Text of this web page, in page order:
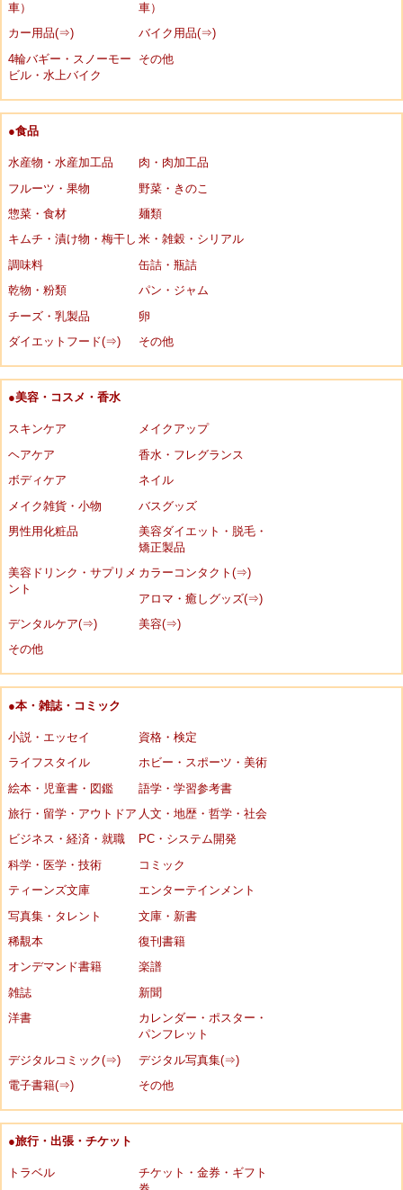
車）
車）
カー用品(⇒)
バイク用品(⇒)
4輪バギー・スノーモー
ビル・水上バイク
その他
●食品
水産物・水産加工品
肉・肉加工品
フルーツ・果物
野菜・きのこ
惣菜・食材
麺類
キムチ・漬け物・梅干し 米・雑穀・シリアル
調味料
缶詰・瓶詰
乾物・粉類
パン・ジャム
チーズ・乳製品
卵
ダイエットフード(⇒)
その他
●美容・コスメ・香水
スキンケア
メイクアップ
ヘアケア
香水・フレグランス
ボディケア
ネイル
メイク雑貨・小物
バスグッズ
男性用化粧品
美容ダイエット・脱毛・
矯正製品
美容ドリンク・サプリメ
ント
カラーコンタクト(⇒)
アロマ・癒しグッズ(⇒)
デンタルケア(⇒)
美容(⇒)
その他
●本・雑誌・コミック
小説・エッセイ
資格・検定
ライフスタイル
ホビー・スポーツ・美術
絵本・児童書・図鑑
語学・学習参考書
旅行・留学・アウトドア 人文・地歴・哲学・社会
ビジネス・経済・就職
PC・システム開発
科学・医学・技術
コミック
ティーンズ文庫
エンターテインメント
写真集・タレント
文庫・新書
稀覯本
復刊書籍
オンデマンド書籍
楽譜
雑誌
新聞
洋書
カレンダー・ポスター・
パンフレット
デジタルコミック(⇒)
デジタル写真集(⇒)
電子書籍(⇒)
その他
●旅行・出張・チケット
トラベル
チケット・金券・ギフト